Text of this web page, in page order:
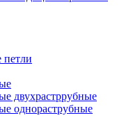
двухрастррубные
однораструбные